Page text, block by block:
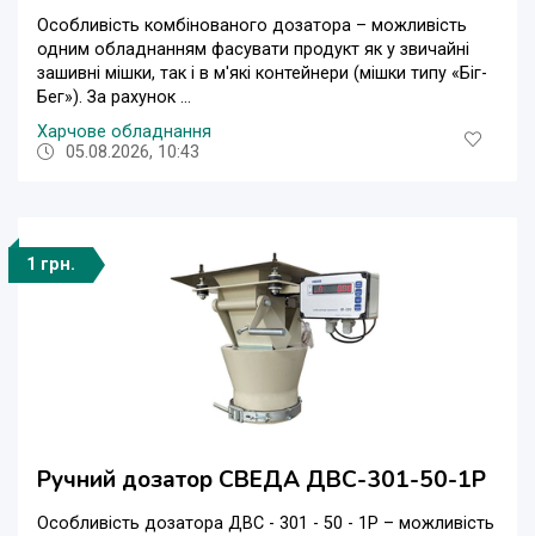
Особливість комбінованого дозатора – можливість
одним обладнанням фасувати продукт як у звичайні
зашивні мішки, так і в м'які контейнери (мішки типу «Біг-
Бег»). За рахунок ...
Харчове обладнання
05.08.2026, 10:43
1 грн.
Ручний дозатор СВЕДА ДВС-301-50-1Р
Особливість дозатора ДВС - 301 - 50 - 1Р – можливість